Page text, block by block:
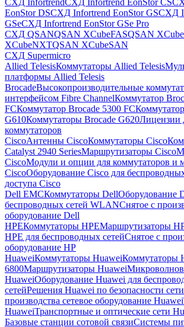
EonStor DSСХД Infortrend EonStor GSСХД
GSeСХД Infortrend EonStor GSe Pro
СХД QSANQSAN XCubeFASQSAN
XCubeNXTQSAN XCubeSAN
СХД Supermicro
Allied TelesisКоммутаторы Allied Telesis
платформы Allied Telesis
BrocadeВысокопроизводительные
интерфейсом Fibre ChannelКоммутатор
FCКоммутатор Brocade 5300 FC
G610Коммутаторы Brocade G620Лицензии
коммутаторов
CiscoАнтенны CiscoКоммутаторы Cisco
Catalyst 2940 SeriesМаршрутизаторы Cisco
CiscoМодули и опции для коммутаторов и
CiscoОборудование Cisco для
доступа Cisco
Dell EMCКоммутаторы DellОборудование
беспроводных сетей WLANСнятое с
оборудование Dell
HPEКоммутаторы HPEМаршрутизаторы
HPE для беспроводных сетейСнятое с
оборудование HP
HuaweiКоммутаторы HuaweiКоммутаторы
6800Маршрутизаторы Huawei
HuaweiОборудование Huawei для
сетейРешения Huawei по безопасности сети
производства сетевое оборудование Huawei
HuaweiТранспортные и оптические сети
Базовые станции сотовой связиСистемы